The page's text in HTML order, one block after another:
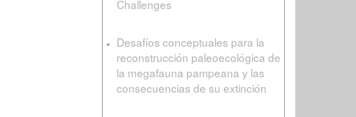
Challenges
Desafíos conceptuales para la
reconstrucción paleoecológica de
la megafauna pampeana y las
consecuencias de su extinción